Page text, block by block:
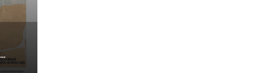
“Camisa hecha a la medida”: Planificador cuestiona aprobación de consulta de ubicación de Esencia